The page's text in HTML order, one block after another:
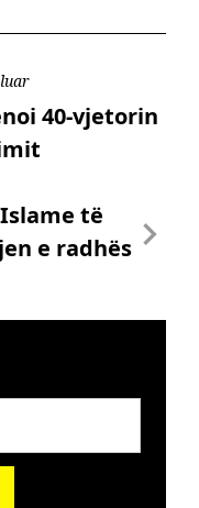
40-vjetorin
të
e radhës